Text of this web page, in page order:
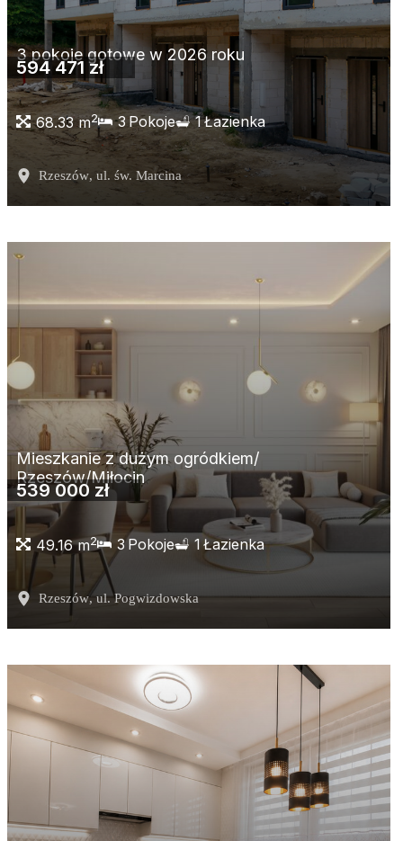
3 pokoje gotowe w 2026 roku
594 471 zł
68.33 m2 3 Pokoje 1Łazienka
Rzeszów, ul. św. Marcina
Mieszkanie z dużym ogródkiem/
Rzeszów/Miłocin
539 000 zł
49.16 m2 3 Pokoje 1 Łazienka
Rzeszów, ul. Pogwizdowska